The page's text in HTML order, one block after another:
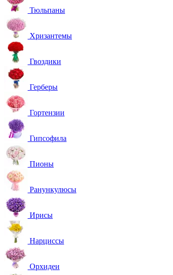
Тюльпаны
Хризантемы
Гвоздики
Герберы
Гортензии
Гипсофила
Пионы
Ранункулюсы
Ирисы
Нарциссы
Орхидеи